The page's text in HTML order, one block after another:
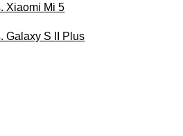
Xiaomi Mi 5
Galaxy S II Plus